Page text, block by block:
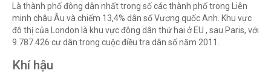
Là thành phố đông dân nhất trong số các thành phố trong Liên
minh châu Âu và chiếm 13,4% dân số Vương quốc Anh. Khu vực
đô thị của London là khu vực đông dân thứ hai ở EU , sau Paris, với
9.787.426 cư dân trong cuộc điều tra dân số năm 2011.
Khí hậu